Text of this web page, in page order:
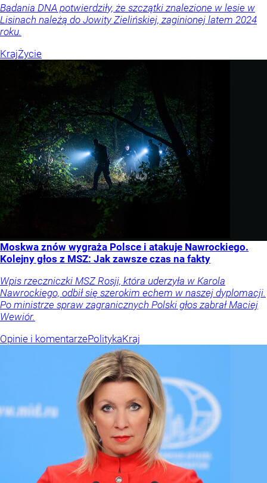
Badania DNA potwierdziły, że szczątki znalezione w lesie w
Lisinach należą do Jowity Zielińskiej, zaginionej latem 2024
roku.
KrajŻycie
Moskwa znów wygraża Polsce i atakuje Nawrockiego.
Kolejny głos z MSZ: Jak zawsze czas na fakty
Wpis rzeczniczki MSZ Rosji, która uderzyła w Karola
Nawrockiego, odbił się szerokim echem w naszej dyplomacji.
Po ministrze spraw zagranicznych Polski głos zabrał Maciej
Wewiór.
Opinie i komentarzePolitykaKraj